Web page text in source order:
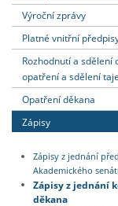
Výroční zprávy
Platné vnitřní
Rozhodnutí a sdělení
opatření a sdělení
Opatření děkana
Zápisy
Zápisy z jednání
Akademického
Zápisy z jednání
děkana